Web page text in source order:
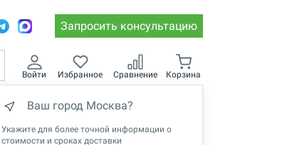
Запросить консультацию
Войти Избранное Сравнение Корзина
Ваш город Москва?
Укажите для более точной информации о
стоимости и сроках доставки
Вакансии